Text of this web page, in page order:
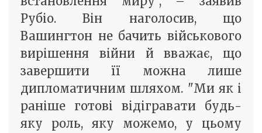
Рубіо. Він наголосив, що
Вашингтон не бачить військового
вирішення війни й вважає, що
завершити її можна лише
дипломатичним шляхом. "Ми як і
раніше готові відігравати будь-
яку роль, яку можемо, у цьому